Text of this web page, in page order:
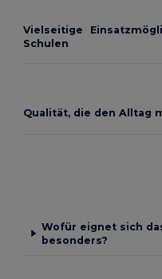
Vielseitige
Schulen
Qualität, die den Alltag
Wofür eignet sich
besonders?